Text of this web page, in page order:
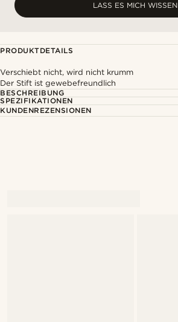
LASS ES MICH WISSEN
PRODUKTDETAILS
Verschiebt nicht, wird nicht krumm
Der Stift ist gewebefreundlich
BESCHREIBUNG
SPEZIFIKATIONEN
KUNDENREZENSIONEN